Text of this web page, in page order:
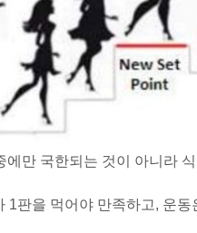
에만 국한되는 것이 아니라
1판을 먹어야 만족하고, 운